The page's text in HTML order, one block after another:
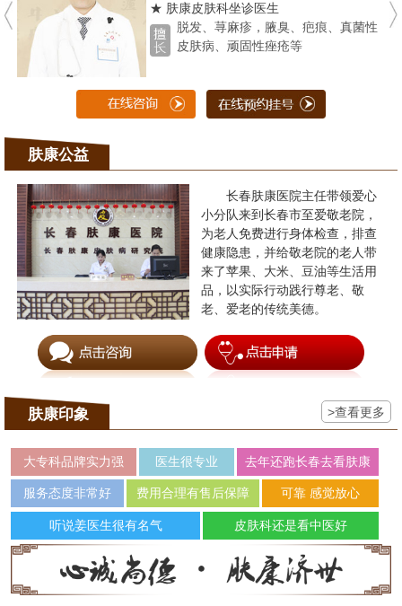
★ 肤康皮肤科坐诊医生
脱发、荨麻疹，腋臭、疤痕、真菌性
皮肤病、顽固性痤疮等
肤康公益
长春肤康医院主任带领爱心
小分队来到长春市至爱敬老院，
为老人免费进行身体检查，排查
健康隐患，并给敬老院的老人带
来了苹果、大米、豆油等生活用
品，以实际行动践行尊老、敬
老、爱老的传统美德。
肤康印象 >查看更多
大专科品牌实力强 医生很专业 去年还跑长春去看肤康
服务态度非常好 费用合理有售后保障 可靠 感觉放心
听说姜医生很有名气 皮肤科还是看中医好